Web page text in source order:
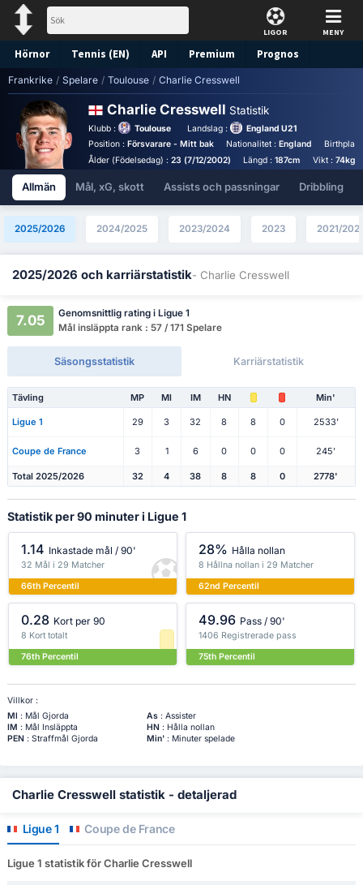
LIGOR MENY
Hörnor Tennis (EN) API Premium Prognos
Frankrike / Spelare / Toulouse / Charlie Cresswell
Charlie Cresswell Statistik
Klubb : Toulouse Landslag :
England U21
Position : Försvarare - Mitt bak Nationalitet :England
Ålder (Födelsedag) : 23 (7/12/2002) Längd :187cm Vikt : 74kg
Allmän Mål, xG, skott Assists och passningar Dribbling
2025/2026 2024/2025 2023/2024 2023 2021/
2025/2026 och karriärstatistik- Charlie Cresswell
7.05
Genomsnittlig rating i Ligue 1
Mål insläppta rank : 57 / 171 Spelare
Säsongsstatistik Karriärstatistik
Tävling MP Ml IM HN Min'
Ligue 1 29 3 32 8 8 0 2533'
Coupe de France 3 1 6 0 0 0 245'
Total 2025/2026 32 4 38 8 8 0 2778'
Statistik per 90 minuter i Ligue 1
1.14 Inkastade mål / 90'
32 Mål i 29 Matcher
66th Percentil
28% Hålla nollan
8 Hållna nollan i 29 Matcher
62nd Percentil
0.28 Kort per 90
8 Kort totalt
76th Percentil
49.96 Pass / 90'
1406 Registrerade pass
75th Percentil
Villkor :
Ml : Mål Gjorda As: Assister
IM : Mål Insläppta HN: Hålla nollan
PEN: Straffmål Gjorda Min': Minuter spelade
Charlie Cresswell statistik - detaljerad
Ligue 1 Coupe de France
Ligue 1 statistik för Charlie Cresswell